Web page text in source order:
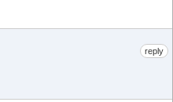
reply